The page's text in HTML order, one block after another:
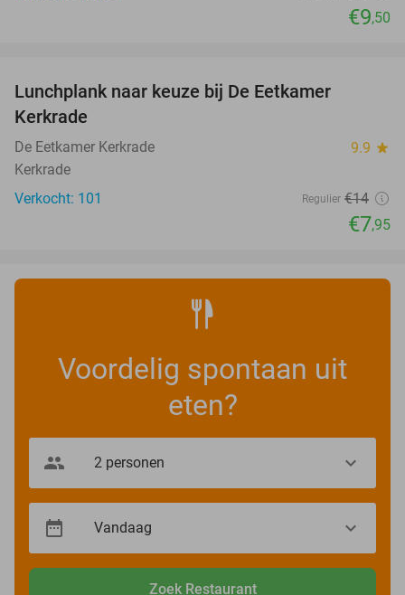
€9,50
Lunchplank naar keuze bij De Eetkamer
Kerkrade
De Eetkamer Kerkrade 9.9 star
Kerkrade
Verkocht: 101
Regulier €14
€7,95
Voordelig spontaan uit
eten?
Zoek Restaurant